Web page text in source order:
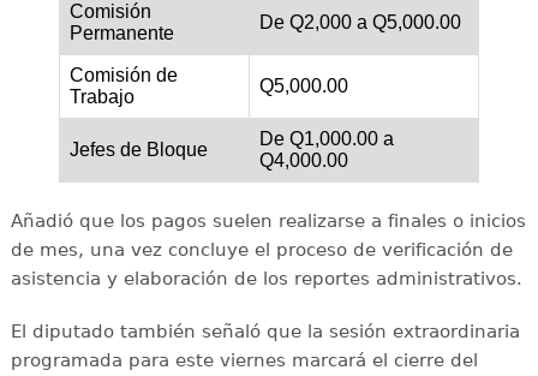
Comisión
Permanente
De Q2,000 a Q5,000.00
Comisión de
Trabajo
Q5,000.00
Jefes de Bloque
De Q1,000.00 a
Q4,000.00
Añadió que los pagos suelen realizarse a finales o inicios
de mes, una vez concluye el proceso de verificación de
asistencia y elaboración de los reportes administrativos.
El diputado también señaló que la sesión extraordinaria
programada para este viernes marcará el cierre del